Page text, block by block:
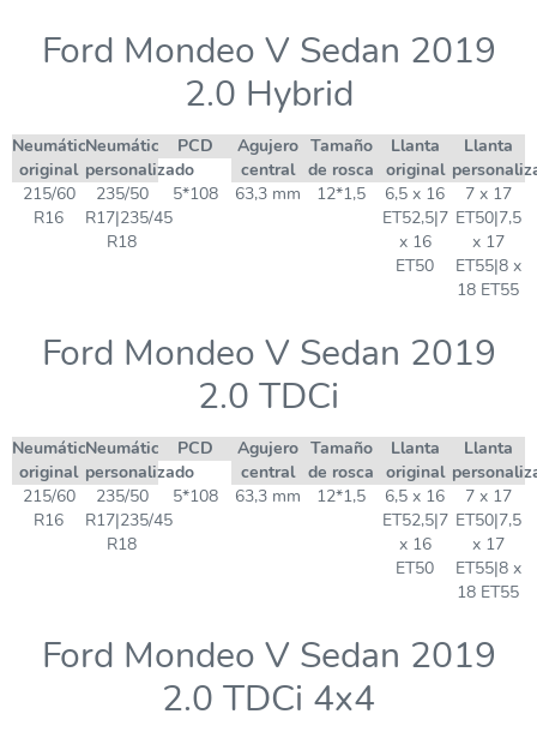
Ford Mondeo V Sedan 2019
2.0 Hybrid
Neumático
original
Neumático
personalizado
PCD
Agujero
central
Tamaño
de rosca
Llanta
original
Llanta
215/60
R16
235/50
R17|235/45
R18
5*108 63,3 mm 12*1,5
6,5 x 16
ET52,5|7
x 16
ET50
7 x 17
ET50|7,5
x 17
ET55|8 x
18 ET55
Ford Mondeo V Sedan 2019
2.0 TDCi
Neumático
original
Neumático
personalizado
PCD
Agujero
central
Tamaño
de rosca
Llanta
original
Llanta
215/60
R16
235/50
R17|235/45
R18
5*108 63,3 mm 12*1,5
6,5 x 16
ET52,5|7
x 16
ET50
7 x 17
ET50|7,5
x 17
ET55|8 x
18 ET55
Ford Mondeo V Sedan 2019
2.0 TDCi 4x4